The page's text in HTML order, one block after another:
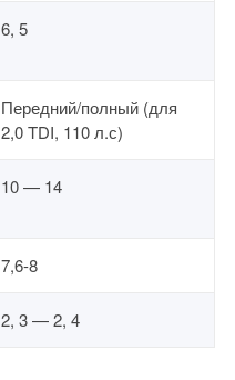
6, 5
Передний/полный (для
2,0 TDI, 110 л.с)
10 — 14
7,6-8
2, 3 — 2, 4